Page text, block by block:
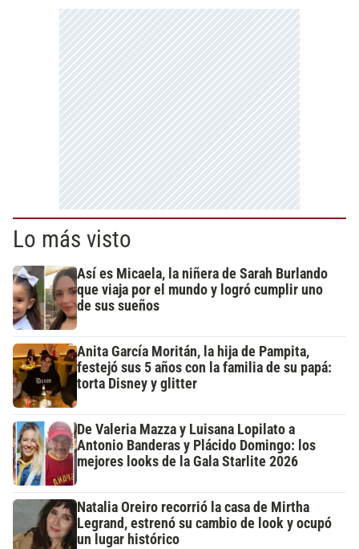
Lo más visto
Así es Micaela, la niñera de Sarah Burlando
que viaja por el mundo y logró cumplir uno
de sus sueños
Anita García Moritán, la hija de Pampita,
festejó sus 5 años con la familia de su papá:
torta Disney y glitter
De Valeria Mazza y Luisana Lopilato a
Antonio Banderas y Plácido Domingo: los
mejores looks de la Gala Starlite 2026
Natalia Oreiro recorrió la casa de Mirtha
Legrand, estrenó su cambio de look y ocupó
un lugar histórico